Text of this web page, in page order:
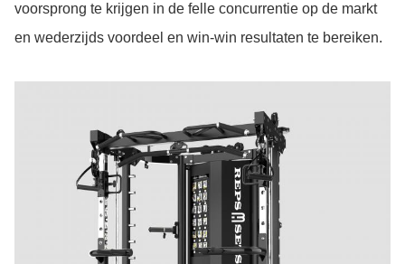
voorsprong te krijgen in de felle concurrentie op de markt
en wederzijds voordeel en win-win resultaten te bereiken.